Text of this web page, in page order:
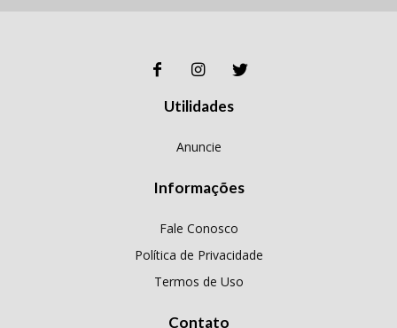
Utilidades
Anuncie
Informações
Fale Conosco
Política de Privacidade
Termos de Uso
Contato